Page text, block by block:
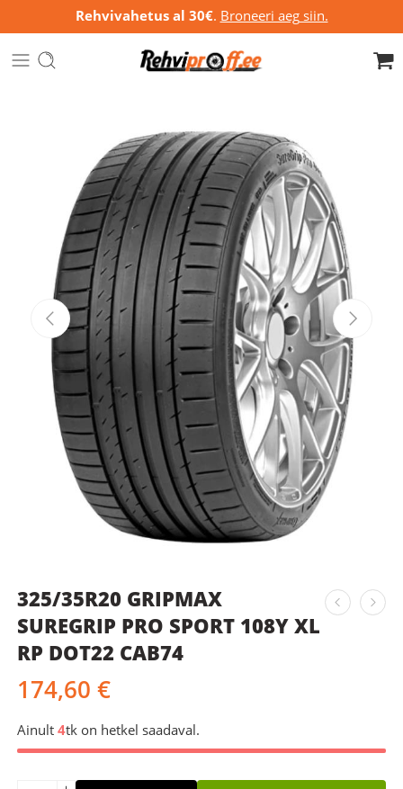
Rehvivahetus al 30€. Broneeri aeg siin.
325/35R20 GRIPMAX
SUREGRIP PRO SPORT 108Y XL
RP DOT22 CAB74
174,60 €
Ainult 4tk on hetkel saadaval.